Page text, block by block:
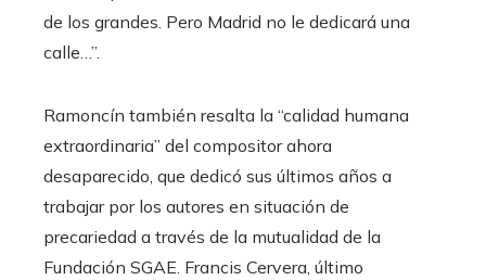
de los grandes. Pero Madrid no le dedicará una
calle…”.
Ramoncín también resalta la “calidad humana
extraordinaria” del compositor ahora
desaparecido, que dedicó sus últimos años a
trabajar por los autores en situación de
precariedad a través de la mutualidad de la
Fundación SGAE. Francis Cervera, último